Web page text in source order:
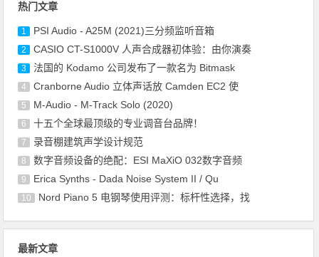
热门文章
1 PSI Audio - A25M (2021)三分频监听音箱
2 CASIO CT-S1000V 人声合成器初体验：由你演奏
3 法国的 Kodamo 公司发布了一款名为 Bitmask
4 Cranborne Audio 立体声话放 Camden EC2 使
5 M-Audio - M-Track Solo (2020)
6 十五个全球最顶级的专业调音台品牌！
7 录音棚建筑声学设计规范
8 数字音频设备的绝配：ESI MaXiO 032数字音频
9 Erica Synths - Dada Noise System II / Qu
10 Nord Piano 5 电钢琴使用评测：标杆性选择，找
最新文章